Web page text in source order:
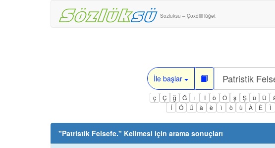
Sozluksu – Çoxdilli lüğət
İle başlar
ç Ç ğ Ğ ı İ ö Ö ş Ş ü Ü
Í
Ó Ú à è ì ò ù À È Ì
"Patristik Felsefe." Kelimesi için arama sonuçları